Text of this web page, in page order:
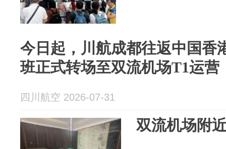
今日起，川航成都往返中国香
班正式转场至双流机场T1运营
四川航空 2026-07-31
双流机场附